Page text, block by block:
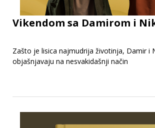
Vikendom sa Damirom i
Zašto je lisica najmudrija životinja, Damir i
objašnjavaju na nesvakidašnji način